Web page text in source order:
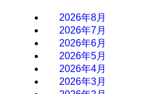
2026年8月
2026年7月
2026年6月
2026年5月
2026年4月
2026年3月